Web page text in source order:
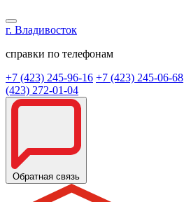
г. Владивосток
справки по телефонам
+7 (423) 245-96-16 +7 (423) 245-06-68
(423) 272-01-04
Обратная связь